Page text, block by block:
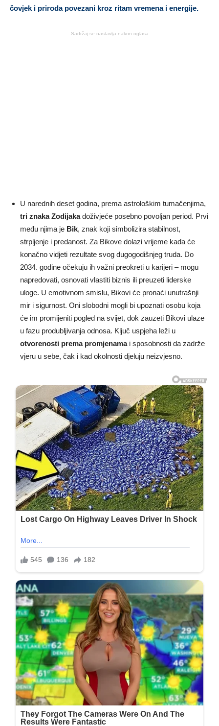
čovjek i priroda povezani kroz ritam vremena i energije.
Sadržaj se nastavlja nakon oglasa
U narednih deset godina, prema astrološkim tumačenjima,
tri znaka Zodijakadoživjeće posebno povoljan period. Prvi
među njima je Bik, znak koji simbolizira stabilnost,
strpljenje i predanost. Za Bikove dolazi vrijeme kada će
konačno vidjeti rezultate svog dugogodišnjeg truda. Do
2034. godine očekuju ih važni preokreti u karijeri – mogu
napredovati, osnovati vlastiti biznis ili preuzeti liderske
uloge. U emotivnom smislu, Bikovi će pronaći unutrašnji
mir i sigurnost. Oni slobodni mogli bi upoznati osobu koja
će im promijeniti pogled na svijet, dok zauzeti Bikovi ulaze
u fazu produbljivanja odnosa. Ključ uspjeha leži u
otvorenosti prema promjenamai sposobnosti da zadrže
vjeru u sebe, čak i kad okolnosti djeluju neizvjesno.